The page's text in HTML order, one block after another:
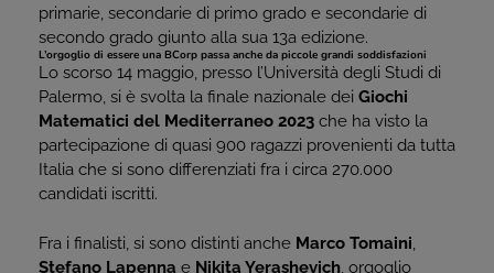
primarie, secondarie di primo grado e secondarie di
secondo grado giunto alla sua 13a edizione.
L’orgoglio di essere una BCorp passa anche da piccole grandi soddisfazioni
Lo scorso 14 maggio, presso l’Università degli Studi di
Palermo, si è svolta la finale nazionale dei Giochi
Matematici del Mediterraneo 2023 che ha visto la
partecipazione di quasi 900 ragazzi provenienti da tutta
Italia che si sono differenziati fra i circa 270.000
candidati iscritti.
Fra i finalisti, si sono distinti anche Marco Tomaini,
Stefano Lapenna e Nikita Yerashevich, orgoglio